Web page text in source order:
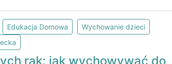
Edukacja Domowa
Wychowanie dzieci
rąk: jak wychowywać do